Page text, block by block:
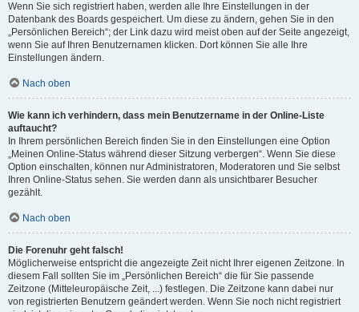
Wenn Sie sich registriert haben, werden alle Ihre Einstellungen in der
Datenbank des Boards gespeichert. Um diese zu ändern, gehen Sie in den
„Persönlichen Bereich“; der Link dazu wird meist oben auf der Seite angezeigt,
wenn Sie auf Ihren Benutzernamen klicken. Dort können Sie alle Ihre
Einstellungen ändern.
Nach oben
Wie kann ich verhindern, dass mein Benutzername in der Online-Liste
auftaucht?
In Ihrem persönlichen Bereich finden Sie in den Einstellungen eine Option
„Meinen Online-Status während dieser Sitzung verbergen“. Wenn Sie diese
Option einschalten, können nur Administratoren, Moderatoren und Sie selbst
Ihren Online-Status sehen. Sie werden dann als unsichtbarer Besucher
gezählt.
Nach oben
Die Forenuhr geht falsch!
Möglicherweise entspricht die angezeigte Zeit nicht Ihrer eigenen Zeitzone. In
diesem Fall sollten Sie im „Persönlichen Bereich“ die für Sie passende
Zeitzone (Mitteleuropäische Zeit, ...) festlegen. Die Zeitzone kann dabei nur
von registrierten Benutzern geändert werden. Wenn Sie noch nicht registriert